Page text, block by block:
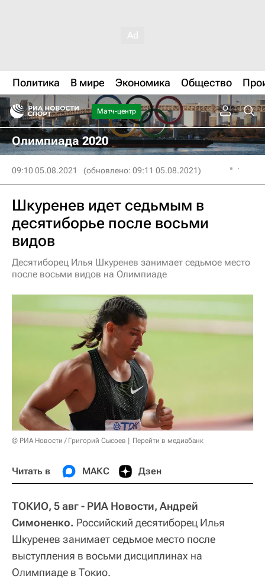
Политика В мире Экономика Общество
Матч-центр
Олимпиада 2020
09:10 05.08.2021 (обновлено: 09:11 05.08.2021)
Шкуренев идет седьмым в
десятиборье после восьми
видов
Десятиборец Илья Шкуренев занимает седьмое место
после восьми видов на Олимпиаде
© РИА Новости / Григорий Сысоев Перейти в медиабанк
Читать в МАКС Дзен
ТОКИО, 5 авг - РИА Новости, Андрей
Симоненко. Российский десятиборец Илья
Шкуренев занимает седьмое место после
выступления в восьми дисциплинах на
Олимпиаде в Токио.